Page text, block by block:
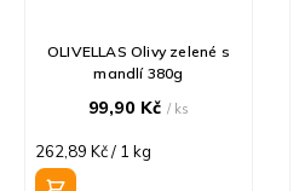
OLIVELLAS Olivy zelené s
mandlí 380g
99,90 Kč/ ks
Měrná
cena:
262,89 Kč / 1 kg